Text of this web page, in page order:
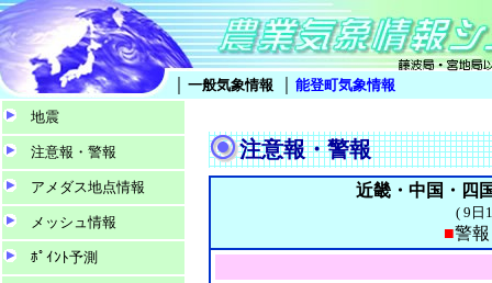
地震
注意報・警報
アメダス地点情報
メッシュ情報
ﾎﾟｲﾝﾄ予測
一般気象情報 能登町気象情報
近畿・中国・四
( 9日
■
注意報・警報